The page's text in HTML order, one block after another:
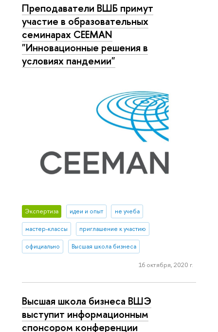
Преподаватели ВШБ примут
участие в образовательных
семинарах CEEMAN
"Инновационные решения в
условиях пандемии"
Экспертиза идеи и опыт не учеба
мастер-классы приглашение к участию
официально Высшая школа бизнеса
16 октября, 2020 г.
Высшая школа бизнеса ВШЭ
выступит информационным
спонсором конференции